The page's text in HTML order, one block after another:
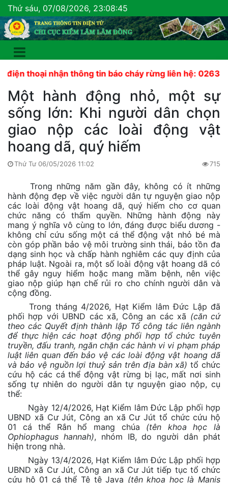
Thứ sáu, 07/08/2026, 23:08:46
nhận thông tin báo cháy rừng liên hệ: 02633 822
Một hành động nhỏ, một sự
sống lớn: Khi người dân chọn
giao nộp các loài động vật
hoang dã, quý hiếm
Thứ Tư 06/05/2026 11:02 715
Trong những năm gần đây, không có ít những
hành động đẹp về việc người dân tự nguyện giao nộp
các loài động vật hoang dã, quý hiếm cho cơ quan
chức năng có thẩm quyền. Những hành động này
mang ý nghĩa vô cùng to lớn, đáng được biểu dương -
không chỉ cứu sống một cá thể động vật nhỏ bé mà
còn góp phần bảo vệ môi trường sinh thái, bảo tồn đa
dạng sinh học và chấp hành nghiêm các quy định của
pháp luật. Ngoài ra, một số loài động vật hoang dã có
thể gây nguy hiểm hoặc mang mầm bệnh, nên việc
giao nộp giúp hạn chế rủi ro cho chính người dân và
cộng đồng.
Trong tháng 4/2026, Hạt Kiểm lâm Đức Lập đã
phối hợp với UBND các xã, Công an các xã (căn cứ
theo các Quyết định thành lập Tổ công tác liên ngành
để thực hiện các hoạt động phối hợp tổ chức tuyên
truyền, đấu tranh, ngăn chặn các hành vi vi phạm pháp
luật liên quan đến bảo vệ các loài động vật hoang dã
và bảo vệ nguồn lợi thuỷ sản trên địa bàn xã)tổ chức
cứu hộ các cá thể động vật rừng bị lạc, mất nơi sinh
sống tự nhiên do người dân tự nguyện giao nộp, cụ
thể:
Ngày 12/4/2026, Hạt Kiểm lâm Đức Lập phối hợp
UBND xã Cư Jút, Công an xã Cư Jút tổ chức cứu hộ
01 cá thể Rắn hổ mang chúa (tên khoa học là
Ophiophagus hannah), nhóm IB, do người dân phát
hiện trong nhà.
Ngày 13/4/2026, Hạt Kiểm lâm Đức Lập phối hợp
UBND xã Cư Jút, Công an xã Cư Jút tiếp tục tổ chức
cứu hộ 01 cá thể Tê tê Java (tên khoa học là Manis